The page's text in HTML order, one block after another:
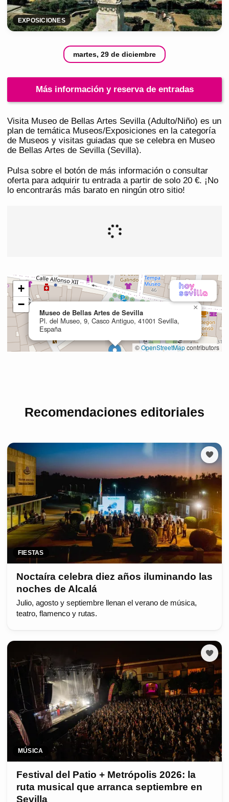
EXPOSICIONES
martes, 29 de diciembre
Más información y reserva de entradas
Visita Museo de Bellas Artes Sevilla (Adulto/Niño) es un
plan de temática Museos/Exposiciones en la categoría
de Museos y visitas guiadas que se celebra en Museo
de Bellas Artes de Sevilla (Sevilla).
Pulsa sobre el botón de más información o consultar
oferta para adquirir tu entrada a partir de solo 20 €. ¡No
lo encontrarás más barato en ningún otro sitio!
Recomendaciones editoriales
FIESTAS
Noctaíra celebra diez años iluminando las
noches de Alcalá
Julio, agosto y septiembre llenan el verano de música,
teatro, flamenco y rutas.
MÚSICA
Festival del Patio + Metrópolis 2026: la
ruta musical que arranca septiembre en
Sevilla